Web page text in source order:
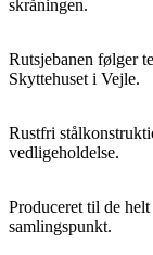
skråningen.
Rutsjebanen følger
Skyttehuset i Vejle.
Rustfri
vedligeholdelse.
Produceret til de
samlingspunkt.